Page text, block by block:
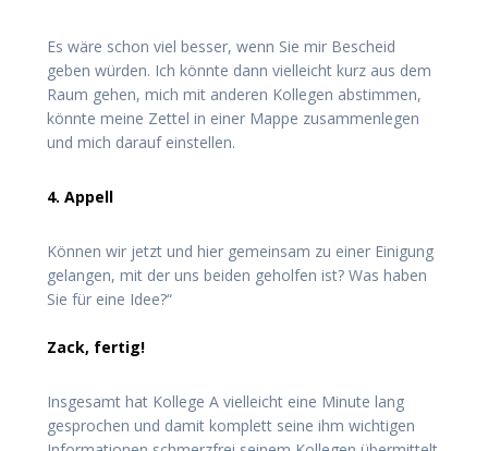
Es wäre schon viel besser, wenn Sie mir Bescheid
geben würden. Ich könnte dann vielleicht kurz aus dem
Raum gehen, mich mit anderen Kollegen abstimmen,
könnte meine Zettel in einer Mappe zusammenlegen
und mich darauf einstellen.
4. Appell
Können wir jetzt und hier gemeinsam zu einer Einigung
gelangen, mit der uns beiden geholfen ist? Was haben
Sie für eine Idee?“
Zack, fertig!
Insgesamt hat Kollege A vielleicht eine Minute lang
gesprochen und damit komplett seine ihm wichtigen